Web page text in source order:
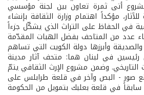
أتى ثمرة تعاون بين لجنة مؤسسي
مؤكداً اهتمام وزارة الثقافة بإنشاء
في الحفاظ على التراث الذي يشكّل جزءاً
عدد من المتاحف بفضل الهبات المقدّمة
وأبرزها دولة الكويت التي تساهم
في لبنان هما: متحف آثار مدينة
وضمن مشروع الإرث الثقافي يتمّ
صور - البص وآخر في قلعة طرابلس على
في قلعة بعلبك بتمويل من الحكومة